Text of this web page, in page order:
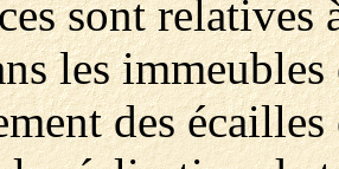
sont
les
des